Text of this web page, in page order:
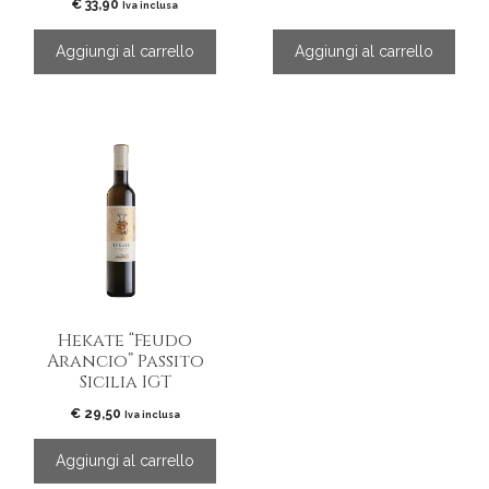
€ 33,90 Iva inclusa
Aggiungi al carrello Aggiungi al carrello
Hekate “Feudo
Arancio” Passito
Sicilia IGT
€29,50 Iva inclusa
Aggiungi al carrello